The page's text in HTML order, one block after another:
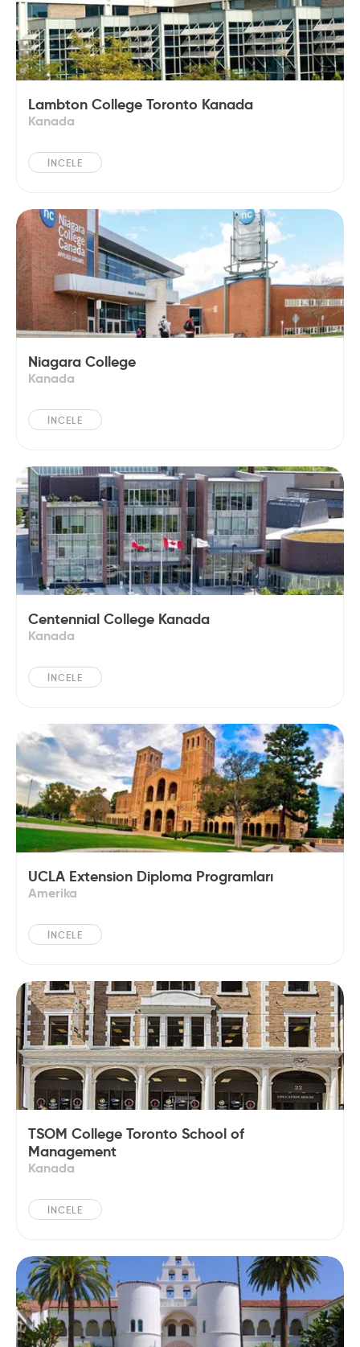
Lambton College Toronto Kanada
Kanada
İNCELE
Niagara College
Kanada
İNCELE
Centennial College Kanada
Kanada
İNCELE
UCLA Extension Diploma Programları
Amerika
İNCELE
TSOM College Toronto School of
Management
Kanada
İNCELE